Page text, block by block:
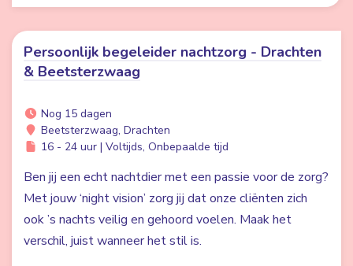
Persoonlijk begeleider nachtzorg - Drachten
& Beetsterzwaag
Nog 15 dagen
Beetsterzwaag, Drachten
16 - 24 uur | Voltijds, Onbepaalde tijd
Ben jij een echt nachtdier met een passie voor de zorg?
Met jouw ‘night vision’ zorg jij dat onze cliënten zich
ook ’s nachts veilig en gehoord voelen. Maak het
verschil, juist wanneer het stil is.